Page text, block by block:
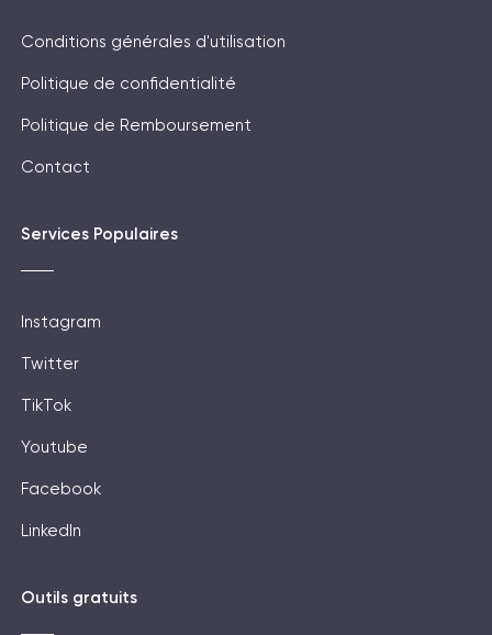
Conditions générales d'utilisation
Politique de confidentialité
Politique de Remboursement
Contact
Services Populaires
Instagram
Twitter
TikTok
Youtube
Facebook
LinkedIn
Outils gratuits